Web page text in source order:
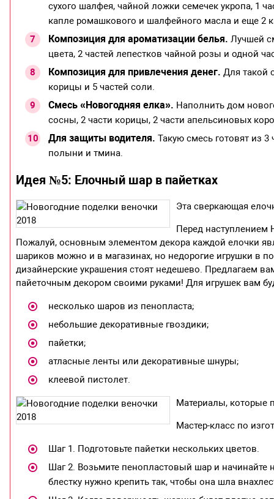
сухого шалфея, чайной ложки семечек укропа, 1
капле ромашкового и шалфейного масла и еще 2
Композиция для ароматизации белья. Лучшей
цвета, 2 частей лепестков чайной розы и одной
Композиция для привлечения денег. Для такой
корицы и 5 частей соли.
Смесь «Новогодняя елка». Наполнить дом
сосны, 2 части корицы, 2 части апельсиновых
Для защиты водителя. Такую смесь готовят из
полыни и тмина.
Идея №5: Елочный шар в пайетках
Эта сверкающая
Перед наступлением
Пожалуй, основным элементом декора каждой елочки
шариков можно и в магазинах, но недорогие игрушки в
дизайнерские украшения стоят недешево. Предлагаем
пайеточным декором своими руками! Для игрушек вам
несколько шаров из пенопласта;
небольшие декоративные гвоздики;
пайетки;
атласные ленты или декоративные шнуры;
клеевой пистолет.
Материалы, которые
Мастер-класс по
Шаг 1. Подготовьте пайетки нескольких цветов.
Шаг 2. Возьмите пенопластовый шар и
блестку нужно крепить так, чтобы она шла